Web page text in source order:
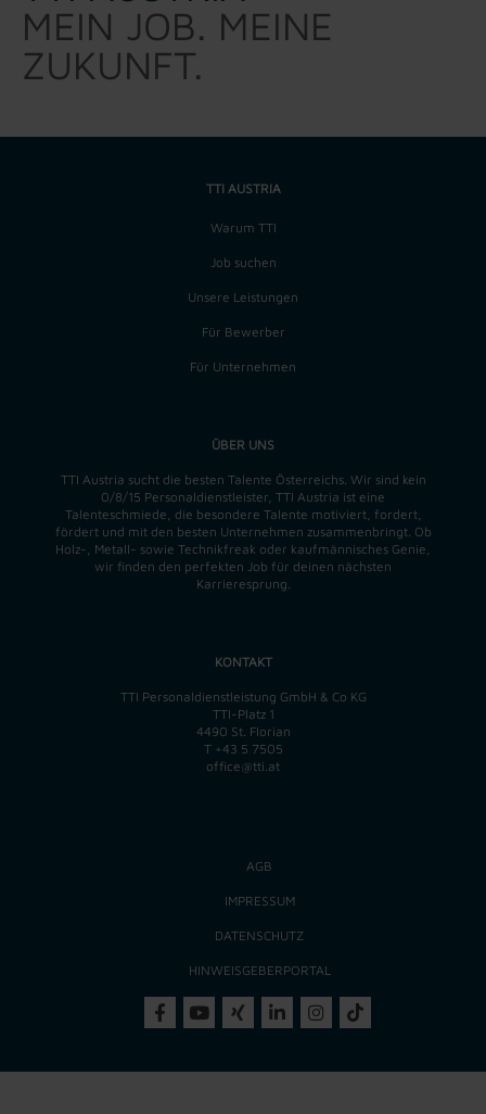
MEIN JOB. MEINE
ZUKUNFT.
TTI AUSTRIA
Warum TTI
Job suchen
Unsere Leistungen
Für Bewerber
Für Unternehmen
ÜBER UNS
TTI Austria sucht die besten Talente Österreichs. Wir sind kein
0/8/15 Personaldienstleister, TTI Austria ist eine
Talenteschmiede, die besondere Talente motiviert, fordert,
fördert und mit den besten Unternehmen zusammenbringt. Ob
Holz-, Metall- sowie Technikfreak oder kaufmännisches Genie,
wir finden den perfekten Job für deinen nächsten
Karrieresprung.
KONTAKT
TTI Personaldienstleistung GmbH & Co KG
TTI-Platz 1
4490 St. Florian
T +43 5 7505
office@tti.at
AGB
IMPRESSUM
DATENSCHUTZ
HINWEISGEBERPORTAL